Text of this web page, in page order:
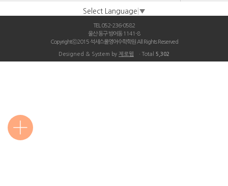
Select Language ▼
TEL 052-236-0582
울산 동구 방어동 1141-8
Copyrightⓒ2015 석세스올영어수학학원 All Rights Reserved
Designed & System by 제로웹 ㆍTotal 5,302